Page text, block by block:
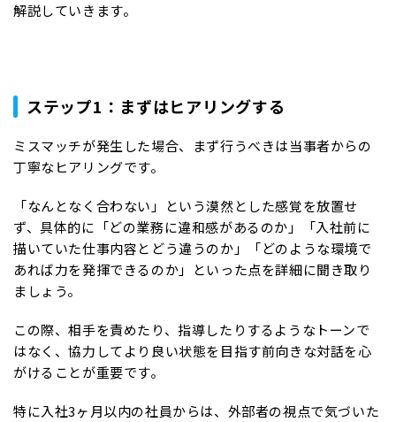
解説していきます。
ステップ1：まずはヒアリングする
ミスマッチが発生した場合、まず行うべきは当事者からの
丁寧なヒアリングです。
「なんとなく合わない」という漠然とした感覚を放置せ
ず、具体的に「どの業務に違和感があるのか」「入社前に
描いていた仕事内容とどう違うのか」「どのような環境で
あれば力を発揮できるのか」といった点を詳細に聞き取り
ましょう。
この際、相手を責めたり、指導したりするようなトーンで
はなく、協力してより良い状態を目指す前向きな対話を心
がけることが重要です。
特に入社3ヶ月以内の社員からは、外部者の視点で気づいた